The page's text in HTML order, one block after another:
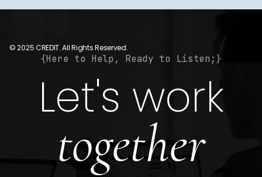
© 2025 CREDIT. All Rights Reserved.
{Here to Help, Ready to Listen;}
Let's work
together